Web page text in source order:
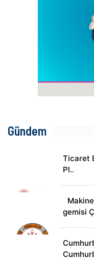
Gündem
Ticaret
Pl..
gemisi